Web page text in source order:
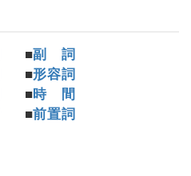
■副 詞
■形容詞
■時 間
■前置詞